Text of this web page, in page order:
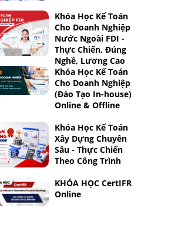
Khóa Học Kế Toán
Cho Doanh Nghiệp
Nước Ngoài FDI -
Thực Chiến, Đúng
Nghề, Lương Cao
Khóa Học Kế Toán
Cho Doanh Nghiệp
(Đào Tạo In-house)
Online & Offline
Khóa Học Kế Toán
Xây Dựng Chuyên
Sâu - Thực Chiến
Theo Công Trình
KHÓA HỌC CertIFR
Online